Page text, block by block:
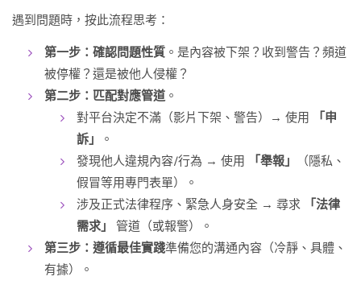
遇到問題時，按此流程思考：
第一步：確認問題性質 。是內容被下架？收到警告？頻道
被停權？還是被他人侵權？
第二步：匹配對應管道 。
對平台決定不滿（影片下架、警告）→ 使用
「申
訴」
。
發現他人違規內容/行為 → 使用
「舉報」
（隱私、
假冒等用專門表單）。
涉及正式法律程序、緊急人身安全 → 尋求
「法律
需求」
管道（或報警）。
第三步：遵循最佳實踐準備您的溝通內容（冷靜、具體、
有據）。